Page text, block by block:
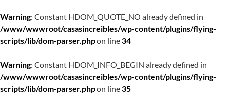
Warning: Constant HDOM_QUOTE_NO already defined in
/www/wwwroot/casasincreibles/wp-content/plugins/flying-
scripts/lib/dom-parser.phpon line34
Warning: Constant HDOM_INFO_BEGIN already defined in
/www/wwwroot/casasincreibles/wp-content/plugins/flying-
scripts/lib/dom-parser.phpon line35